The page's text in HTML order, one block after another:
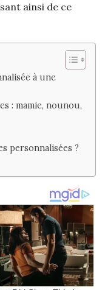
ainsi de ce
à une
: mamie, nounou,
personnalisées ?